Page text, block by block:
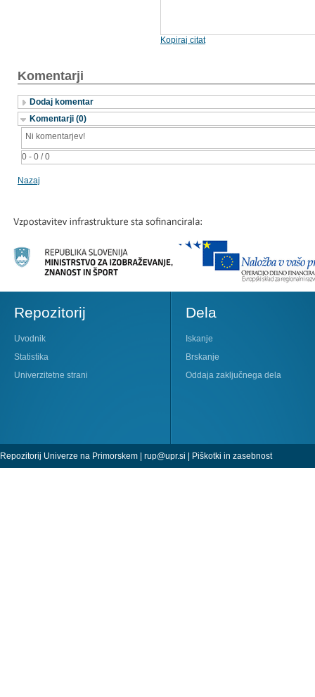
Kopiraj citat
Komentarji
Dodaj komentar
Komentarji (0)
0 - 0 / 0
Ni komentarjev!
Nazaj
Repozitorij
Uvodnik
Statistika
Univerzitetne strani
Dela
Iskanje
Brskanje
Oddaja zaključnega dela
Repozitorij Univerze na Primorskem | rup@upr.si Piškotki in zasebnost